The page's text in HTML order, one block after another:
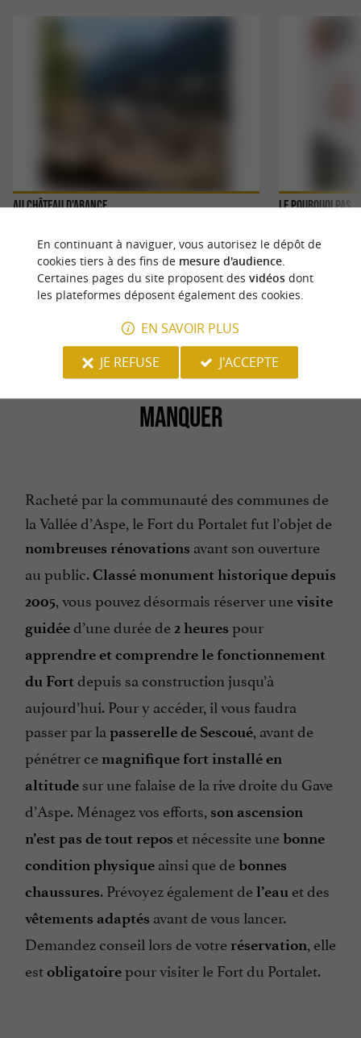
Au Château d'Arance
imprenable sur les montagnes dans les Pyrénées
Installez-vous ...
7,5 km - Cette-Eygun
Le Pourquoi Pas
Gourette et
déguster ...
LA VISITE DU FORT DU PORTALET,
UNE DÉCOUVERTE À NE PAS
MANQUER
Racheté par la communauté des communes de
la Vallée d’Aspe, le Fort du Portalet fut l’objet de
nombreuses rénovations avant son ouverture
au public.Classé monument historique depuis
2005, vous pouvez désormais réserver unevisite
guidéed’une durée de2 heures pour
apprendre et comprendre le fonctionnement
du Fort depuis sa construction jusqu’à
aujourd’hui. Pour y accéder, il vous faudra
passer par la passerelle de Sescoué, avant de
pénétrer ce magnifique fort installé en
altitude sur une falaise de la rive droite du Gave
d’Aspe. Ménagez vos efforts, son ascension
n’est pas de tout repos et nécessite unebonne
condition physique ainsi que debonnes
chaussures. Prévoyez également del’eau et des
vêtements adaptés avant de vous lancer.
Demandez conseil lors de votre réservation, elle
estobligatoirepour visiter le Fort du Portalet.
En continuant à naviguer, vous autorisez le dépôt de
cookies tiers à des fins de mesure d'audience.
Certaines pages du site proposent des vidéosdont
les plateformes déposent également des cookies.
EN SAVOIR PLUS
JE REFUSE
J'ACCEPTE